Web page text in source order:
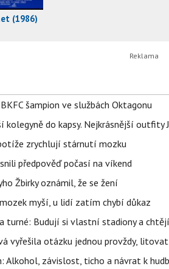
(1986)
šampion ve službách Oktagonu
do kapsy. Nejkrásnější outfity
zrychlují stárnutí mozku
předpověď počasí na víkend
Žbirky oznámil, že se žení
myší, u lidí zatím chybí důkaz
turné: Budují si vlastní stadiony a
vyřešila otázku jednou provždy, litovat
Alkohol, závislost, ticho a návrat k